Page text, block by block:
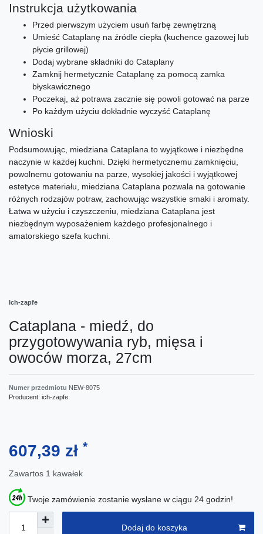
Instrukcja użytkowania
Przed pierwszym użyciem usuń farbę zewnętrzną
Umieść Cataplanę na źródle ciepła (kuchence gazowej lub
płycie grillowej)
Dodaj wybrane składniki do Cataplany
Zamknij hermetycznie Cataplanę za pomocą zamka
błyskawicznego
Poczekaj, aż potrawa zacznie się powoli gotować na parze
Po każdym użyciu dokładnie wyczyść Cataplanę
Wnioski
Podsumowując, miedziana Cataplana to wyjątkowe i niezbędne
naczynie w każdej kuchni. Dzięki hermetycznemu zamknięciu,
powolnemu gotowaniu na parze, wysokiej jakości i wyjątkowej
estetyce materiału, miedziana Cataplana pozwala na gotowanie
różnych rodzajów potraw, zachowując wszystkie smaki i aromaty.
Łatwa w użyciu i czyszczeniu, miedziana Cataplana jest
niezbędnym wyposażeniem każdego profesjonalnego i
amatorskiego szefa kuchni.
Ich-zapfe
Cataplana - miedź, do
przygotowywania ryb, mięsa i
owoców morza, 27cm
Numer przedmiotu NEW-8075
Producent: ich-zapfe
607,39 zł *
Zawartos 1 kawałek
Twoje zamówienie zostanie wysłane w ciągu 24 godzin!
Dodaj do koszyka